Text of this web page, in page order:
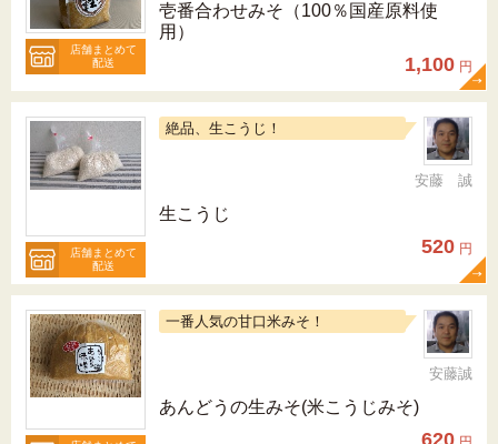
店舗まとめて
配送
壱番合わせみそ（100％国産原料使
用）
1,100 円
店舗まとめて
配送
絶品、生こうじ！
安藤 誠
生こうじ
520 円
一番人気の甘口米みそ！
安藤誠
あんどうの生みそ(米こうじみそ)
620